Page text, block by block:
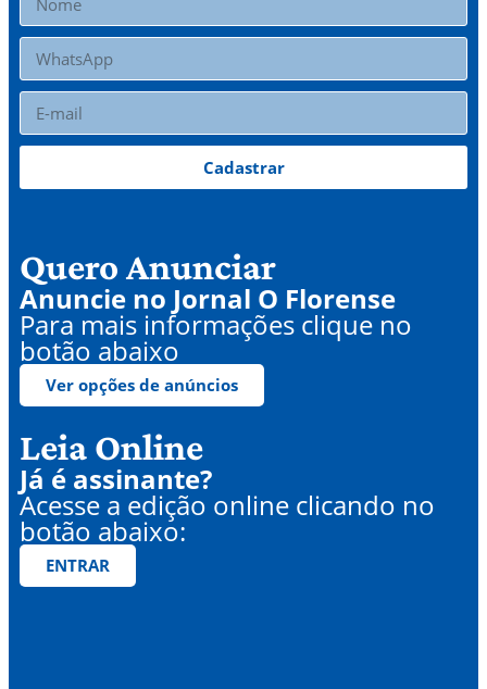
Cadastrar
Quero Anunciar
Anuncie no Jornal O Florense
Para mais informações clique no
botão abaixo
Ver opções de anúncios
Leia Online
Já é assinante?
Acesse a edição online clicando no
botão abaixo:
ENTRAR